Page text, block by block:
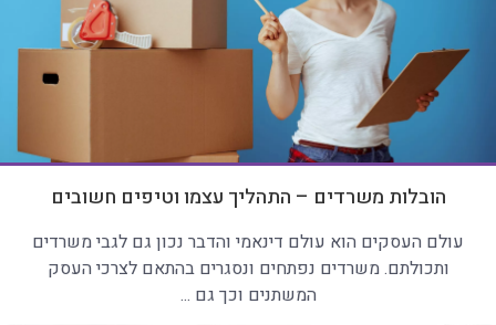
הובלות משרדים – התהליך עצמו וטיפים חשובים
עולם העסקים הוא עולם דינאמי והדבר נכון גם לגבי משרדים
ותכולתם. משרדים נפתחים ונסגרים בהתאם לצרכי העסק
המשתנים וכך גם ...